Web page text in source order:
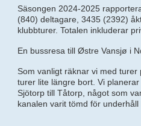
Säsongen 2024-2025
(840) deltagare, 3435 (2392)
klubbturer. Totalen inkluderar
En bussresa till Østre Vansjø i
Som vanligt räknar vi med
turer lite längre bort. Vi
Sjötorp till Tåtorp, något som
kanalen varit tömd för underhåll